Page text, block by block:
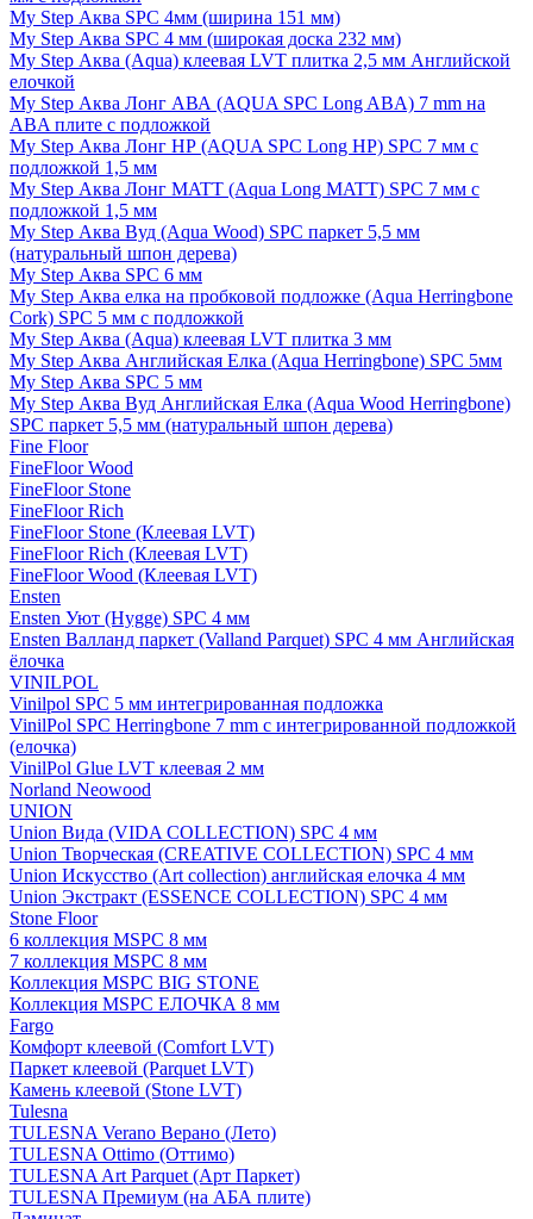
My Step Аква SPC 4мм (ширина 151 мм)
My Step Аква SPC 4 мм (широкая доска 232 мм)
My Step Аква (Aqua) клеевая LVT плитка 2,5 мм Английской
елочкой
My Step Аква Лонг АВА (AQUA SPC Long ABA) 7 mm на
ABA плите с подложкой
My Step Аква Лонг НР (AQUA SPC Long HP) SPC 7 мм с
подложкой 1,5 мм
My Step Аква Лонг MATT (Aqua Long MATT) SPC 7 мм с
подложкой 1,5 мм
My Step Аква Вуд (Aqua Wood) SPC паркет 5,5 мм
(натуральный шпон дерева)
My Step Аква SPC 6 мм
My Step Аква елка на пробковой подложке (Aqua Herringbone
Cork) SPC 5 мм с подложкой
My Step Аква (Aqua) клеевая LVT плитка 3 мм
My Step Аква Английская Елка (Aqua Herringbone) SPC 5мм
My Step Аква SPC 5 мм
My Step Аква Вуд Английская Елка (Aqua Wood Herringbone)
SPC паркет 5,5 мм (натуральный шпон дерева)
Fine Floor
FineFloor Wood
FineFloor Stone
FineFloor Rich
FineFloor Stone (Клеевая LVT)
FineFloor Rich (Клеевая LVT)
FineFloor Wood (Клеевая LVT)
Ensten
Ensten Уют (Hygge) SPC 4 мм
Ensten Валланд паркет (Valland Parquet) SPC 4 мм Английская
ёлочка
VINILPOL
Vinilpol SPC 5 мм интегрированная подложка
VinilPol SPC Herringbone 7 mm с интегрированной подложкой
(елочка)
VinilPol Glue LVT клеевая 2 мм
Norland Neowood
UNION
Union Вида (VIDA COLLECTION) SPC 4 мм
Union Творческая (CREATIVE COLLECTION) SPC 4 мм
Union Искусство (Art collection) английская елочка 4 мм
Union Экстракт (ESSENCE COLLECTION) SPC 4 мм
Stone Floor
6 коллекция MSPC 8 мм
7 коллекция MSPC 8 мм
Коллекция MSPC BIG STONE
Коллекция MSPC ЕЛОЧКА 8 мм
Fargo
Комфорт клеевой (Comfort LVT)
Паркет клеевой (Parquet LVT)
Камень клеевой (Stone LVT)
Tulesna
TULESNA Verano Верано (Лето)
TULESNA Ottimo (Оттимо)
TULESNA Art Parquet (Арт Паркет)
TULESNA Премиум (на АБА плите)